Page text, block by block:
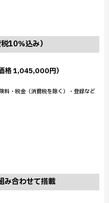
10％込み）
格 1,045,000円）
料・税金（消費税を除く）・登録など
合わせて搭載